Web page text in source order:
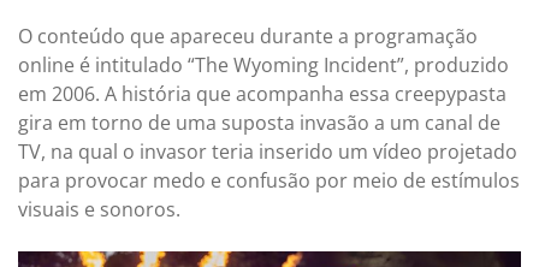
O conteúdo que apareceu durante a programação
online é intitulado “The Wyoming Incident”, produzido
em 2006. A história que acompanha essa creepypasta
gira em torno de uma suposta invasão a um canal de
TV, na qual o invasor teria inserido um vídeo projetado
para provocar medo e confusão por meio de estímulos
visuais e sonoros.